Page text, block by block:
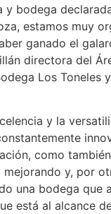
y bodega
estamos muy
ganado el
directora del
Los Toneles
y la
como
y, por
una bodega que
está al alcance